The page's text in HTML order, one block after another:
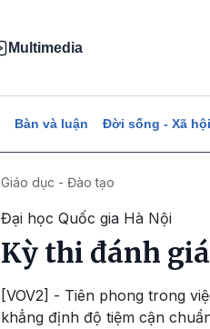
Multimedia
Bàn và luận Đời sống - Xã hội
Giáo dục - Đào tạo
Đại học Quốc gia Hà Nội
Kỳ thi đánh
[VOV2] - Tiên phong trong
khẳng định độ tiệm cận